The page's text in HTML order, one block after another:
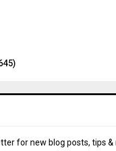
for new blog posts, tips &